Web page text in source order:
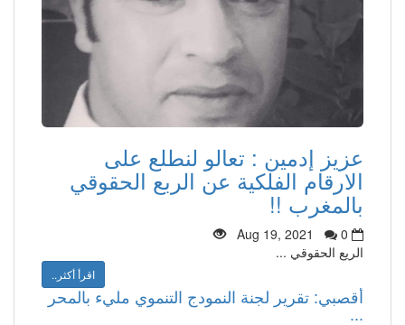
عزيز إدمين : تعالو لنطلع على
الارقام الفلكية عن الربع الحقوقي
بالمغرب !!
Aug 19, 2021
0
الريع الحقوقي ...
اقرأ أكثر..
أقصبي: تقرير لجنة النمودج التنموي مليء بالمحر